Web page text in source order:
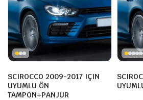
SCIROCCO 2009-2017 IÇIN
UYUMLU ÖN
TAMPON+PANJUR